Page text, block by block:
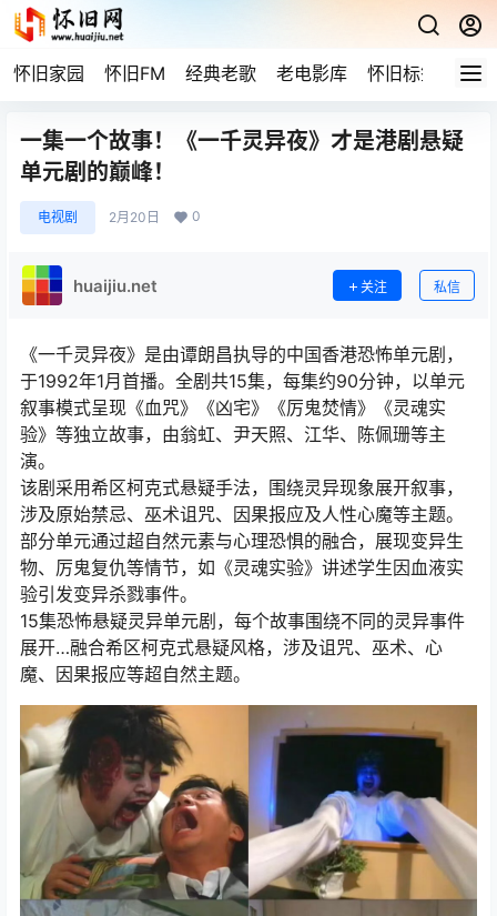
怀旧家园 怀旧FM 经典老歌 老电影库 怀旧标签 网
一集一个故事！《一千灵异夜》才是港剧悬疑
单元剧的巅峰！
电视剧 2月20日 0
huaijiu.net 关注 私信
《一千灵异夜》是由谭朗昌执导的中国香港恐怖单元剧，
于1992年1月首播。全剧共15集，每集约90分钟，以单元
叙事模式呈现《血咒》《凶宅》《厉鬼焚情》《灵魂实
验》等独立故事，由翁虹、尹天照、江华、陈佩珊等主
演。
该剧采用希区柯克式悬疑手法，围绕灵异现象展开叙事，
涉及原始禁忌、巫术诅咒、因果报应及人性心魔等主题。
部分单元通过超自然元素与心理恐惧的融合，展现变异生
物、厉鬼复仇等情节，如《灵魂实验》讲述学生因血液实
验引发变异杀戮事件。
15集恐怖悬疑灵异单元剧，每个故事围绕不同的灵异事件
展开…融合希区柯克式悬疑风格，涉及诅咒、巫术、心
魔、因果报应等超自然主题。